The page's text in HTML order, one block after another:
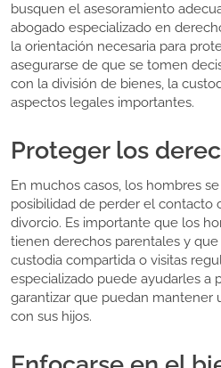
busquen el asesoramiento
abogado especializado en
la orientación necesaria para
asegurarse de que se tomen
con la división de bienes, la
aspectos legales importantes.
Proteger los
En muchos casos, los hombres
posibilidad de perder el contacto
divorcio. Es importante que los
tienen derechos parentales y
custodia compartida o visitas
especializado puede ayudarles a
garantizar que puedan mantener
con sus hijos.